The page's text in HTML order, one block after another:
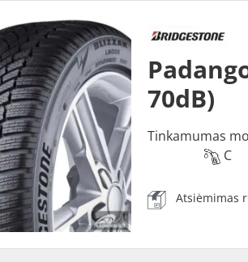
70dB)
Tinkamumas
C
Atsiėmimas